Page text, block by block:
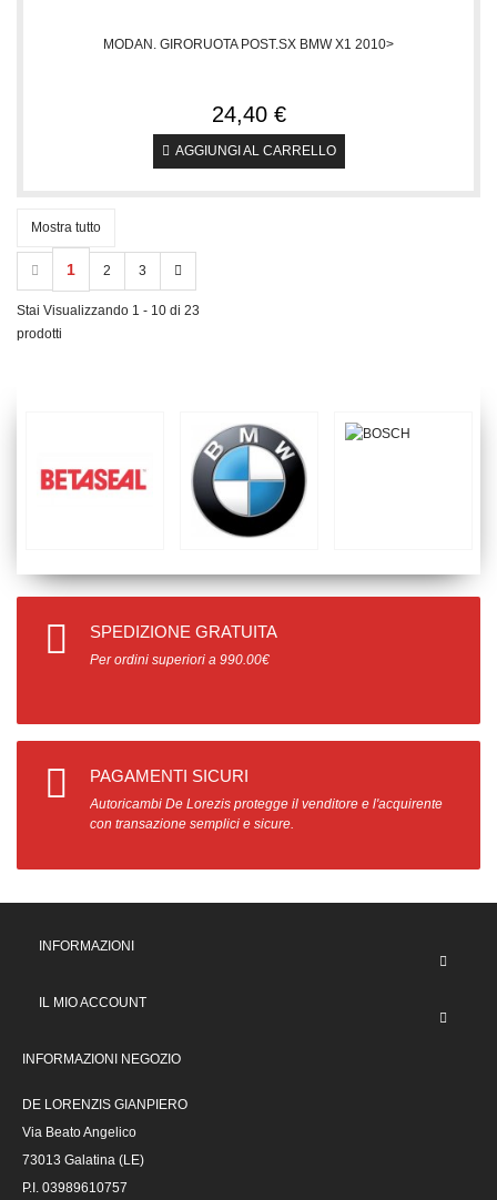
MODAN. GIRORUOTA POST.SX BMW X1 2010>
24,40 €
AGGIUNGI AL CARRELLO
Mostra tutto
1 2 3
Stai Visualizzando 1 - 10 di 23
prodotti
SPEDIZIONE GRATUITA
Per ordini superiori a 990.00€
PAGAMENTI SICURI
Autoricambi De Lorezis protegge il venditore e l'acquirente
con transazione semplici e sicure.
INFORMAZIONI
IL MIO ACCOUNT
INFORMAZIONI NEGOZIO
DE LORENZIS GIANPIERO
Via Beato Angelico
73013 Galatina (LE)
P.I. 03989610757